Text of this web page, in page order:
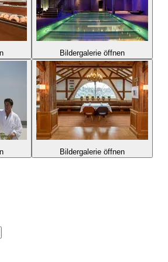
Bildergalerie öffnen
Bildergalerie öffnen